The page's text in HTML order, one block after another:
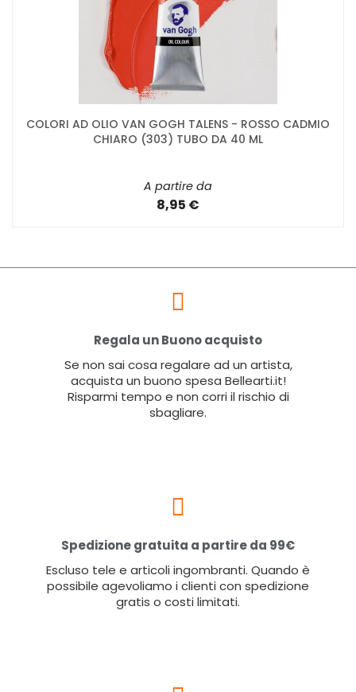
COLORI AD OLIO VAN GOGH TALENS - ROSSO CADMIO
CHIARO (303) TUBO DA 40 ML
A partire da
8,95 €
Regala un Buono acquisto
Se non sai cosa regalare ad un artista,
acquista un buono spesa Bellearti.it!
Risparmi tempo e non corri il rischio di
sbagliare.
Spedizione gratuita a partire da 99€
Escluso tele e articoli ingombranti. Quando è
possibile agevoliamo i clienti con spedizione
gratis o costi limitati.